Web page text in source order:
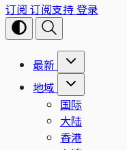
订阅 订阅支持登录
最新
地域
国际
大陆
香港